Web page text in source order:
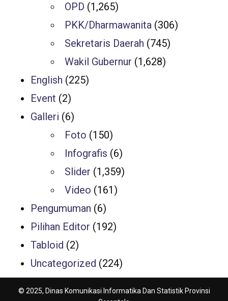
OPD (1,265)
PKK/Dharmawanita (306)
Sekretaris Daerah (745)
Wakil Gubernur (1,628)
English (225)
Event (2)
Galleri (6)
Foto (150)
Infografis (6)
Slider (1,359)
Video (161)
Pengumuman (6)
Pilihan Editor (192)
Tabloid (2)
Uncategorized (224)
© 2025, Dinas Komunikasi Informatika Dan Statistik Provinsi